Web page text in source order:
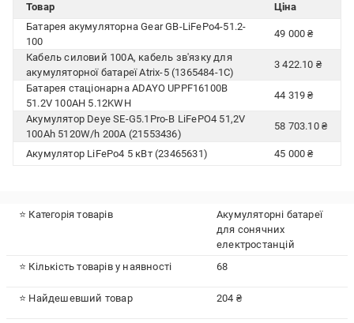
Товар
Ціна
Батарея акумуляторна Gear GB-LiFePo4-51.2-
100
49 000 ₴
Кабель силовий 100А, кабель зв'язку для
акумуляторної батареї Atrix-5 (1365484-1C)
3 422.10 ₴
Батарея стаціонарна ADAYO UPPF16100B
51.2V 100AH 5.12KWH
44 319 ₴
Акумулятор Deye SE-G5.1Pro-B LiFePO4 51,2V
100Ah 5120W/h 200А (21553436)
58 703.10 ₴
Акумулятор LiFePo4 5 кВт (23465631) 45 000 ₴
⭐ Категорія товарів
Акумуляторні батареї
для сонячних
електростанцій
⭐ Кількість товарів у наявності
68
⭐ Найдешевший товар 204 ₴